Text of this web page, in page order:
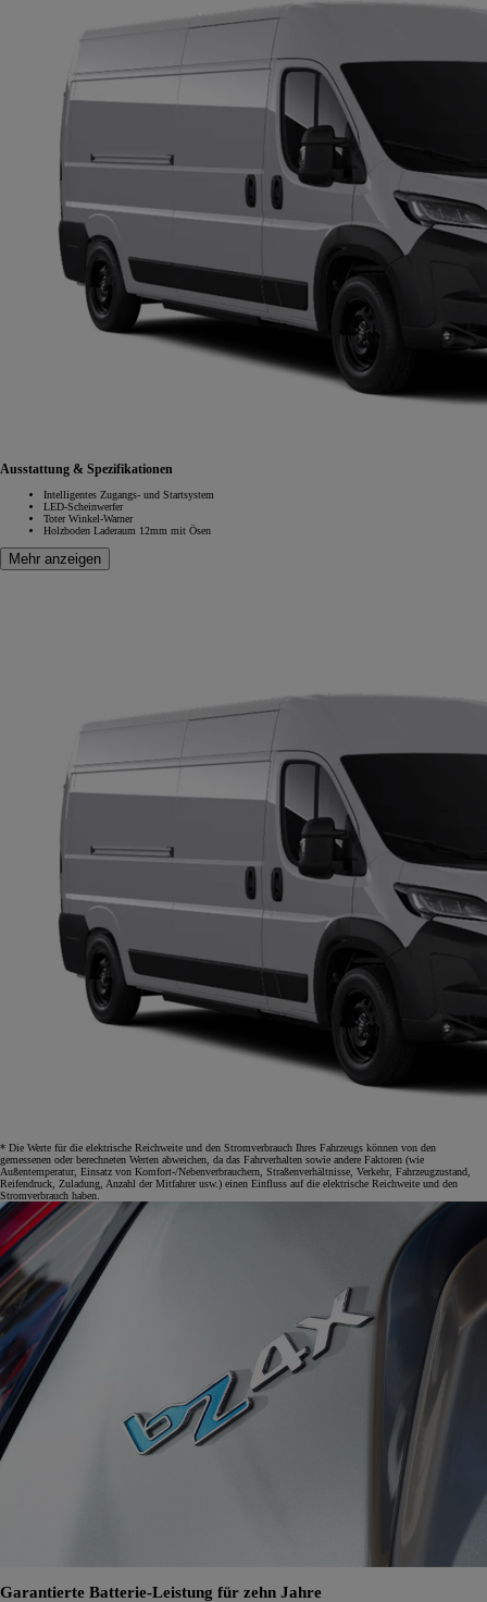
Ausstattung & Spezifikationen
Intelligentes Zugangs- und Startsystem
LED-Scheinwerfer
Toter Winkel-Warner
Holzboden Laderaum 12mm mit Ösen
Mehr anzeigen
* Die Werte für die elektrische Reichweite und den Stromverbrauch Ihres Fahrzeugs können von den
gemessenen oder berechneten Werten abweichen, da das Fahrverhalten sowie andere Faktoren (wie
Außentemperatur, Einsatz von Komfort-/Nebenverbrauchern, Straßenverhältnisse, Verkehr, Fahrzeugzustand,
Reifendruck, Zuladung, Anzahl der Mitfahrer usw.) einen Einfluss auf die elektrische Reichweite und den
Stromverbrauch haben.
Garantierte Batterie-Leistung für zehn Jahre